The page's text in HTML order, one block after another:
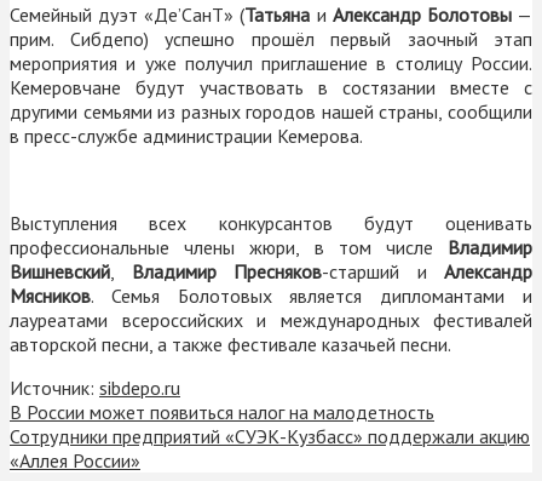
Семейный дуэт «Де’СанТ» (Татьяна и Александр Болотовы—
прим. Сибдепо) успешно прошёл первый заочный этап
мероприятия и уже получил приглашение в столицу России.
Кемеровчане будут участвовать в состязании вместе с
другими семьями из разных городов нашей страны, сообщили
в пресс-службе администрации Кемерова.
Выступления всех конкурсантов будут оценивать
профессиональные члены жюри, в том числе Владимир
Вишневский
ВладимирПресняков-старший и Александр
Мясников. Семья Болотовых является дипломантами и
лауреатами всероссийских и международных фестивалей
авторской песни, а также фестивале казачьей песни.
Источник: sibdepo.ru
В России может появиться налог на малодетность
Сотрудники предприятий «СУЭК-Кузбасс» поддержали акцию
«Аллея России»